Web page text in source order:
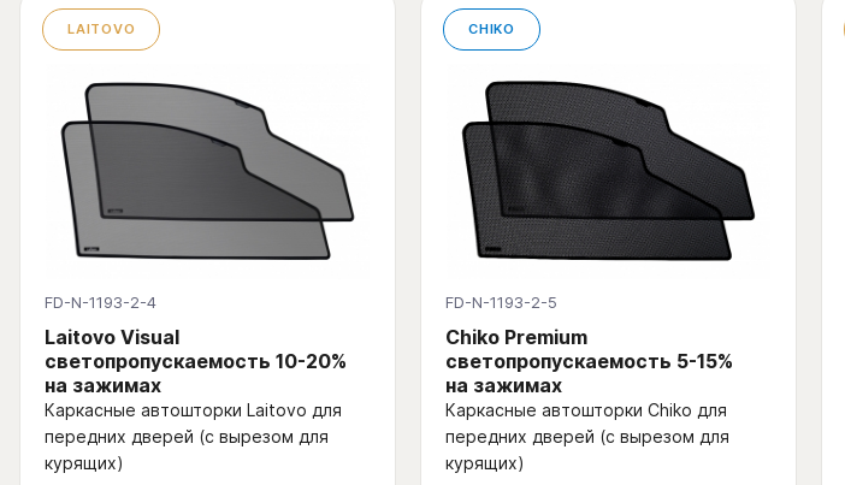
LAITOVO
FD-N-1193-2-4
Laitovo Visual
светопропускаемость 10-20%
на зажимах
Каркасные автошторки Laitovo для
передних дверей (с вырезом для
курящих)
CHIKO
FD-N-1193-2-5
Chiko Premium
светопропускаемость 5-15%
на зажимах
Каркасные автошторки Chiko для
передних дверей (с вырезом для
курящих)